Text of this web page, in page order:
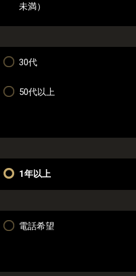
未満）
30代
50代以上
1年以上
電話希望